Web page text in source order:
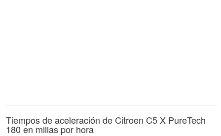
Tiempos de aceleración de Citroen C5 X PureTech
180 en millas por hora